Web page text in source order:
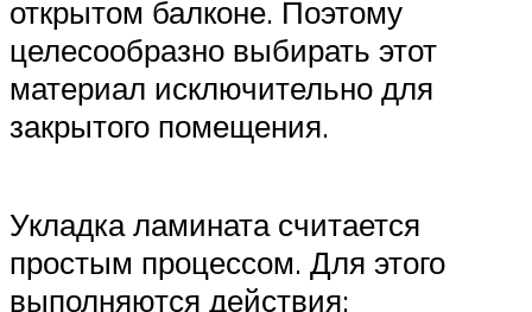
открытом балконе. Поэтому
целесообразно выбирать этот
материал исключительно для
закрытого помещения.
Укладка ламината считается
простым процессом. Для этого
выполняются действия: